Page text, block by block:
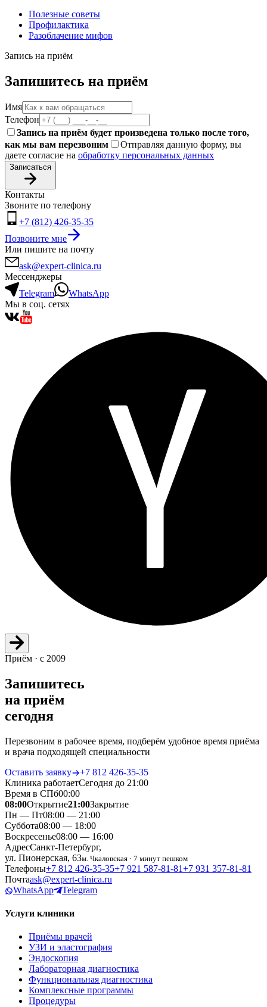
Полезные советы
Профилактика
Разоблачение мифов
Запись на приём
Запишитесь на приём
Имя
Телефон
Запись на приём будет произведена только после того,
как мы вам перезвоним
Отправляя данную форму, вы
даете согласие на обработку персональных данных
Записаться
Контакты
Звоните по телефону
+7 (812) 426-35-35
Позвоните мне
Или пишите на почту
ask@expert-clinica.ru
Мессенджеры
Telegram
WhatsApp
Мы в соц. сетях
Приём · с 2009
Запишитесь
на приём
сегодня
Перезвоним в рабочее время, подберём удобное время приёма
и врача подходящей специальности
Оставить заявку
+7 812 426‑35‑35
Клиника работаетСегодня до 21:00
Время в СПб00:00
08:00Открытие21:00Закрытие
Пн — Пт08:00 — 21:00
Суббота08:00 — 18:00
Воскресенье08:00 — 16:00
АдресСанкт-Петербург,
ул. Пионерская, 63м. Чкаловская · 7 минут пешком
Телефоны+7 812 426‑35‑35+7 921 587‑81‑81+7 931 357‑81‑81
Почтаask@expert-clinica.ru
WhatsApp
Telegram
Услуги клиники
Приёмы врачей
УЗИ и эластография
Эндоскопия
Лабораторная диагностика
Функциональная диагностика
Комплексные программы
Процедуры